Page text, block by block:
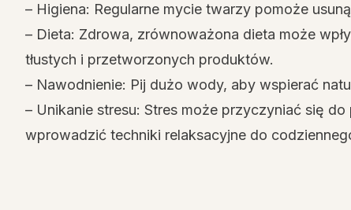
– Higiena: Regularne mycie twarzy pomoże
– Dieta: Zdrowa, zrównoważona dieta może
tłustych i przetworzonych produktów.
– Nawodnienie: Pij dużo wody, aby wspierać
– Unikanie stresu: Stres może przyczyniać się
wprowadzić techniki relaksacyjne do